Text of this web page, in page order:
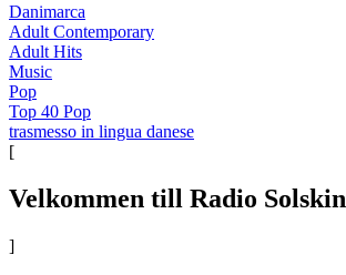
Danimarca
Adult Contemporary
Adult Hits
Music
Pop
Top 40 Pop
trasmesso in lingua danese
[
Velkommen till Radio Solskin
]